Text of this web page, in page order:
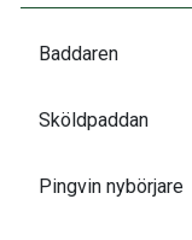
Baddaren
Sköldpaddan
Pingvin nybörjare